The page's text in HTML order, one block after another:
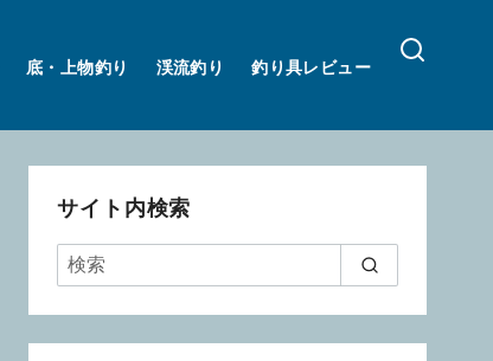
底・上物釣り 渓流釣り 釣り具レビュー
サイト内検索